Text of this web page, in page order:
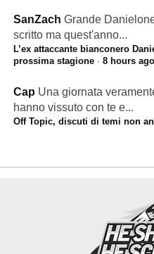
SanZach Grande
scritto ma quest'anno...
L’ex attaccante bianconero
prossima stagione· 8 hours ago
Cap Una giornata
hanno vissuto con te e...
Off Topic, discuti di temi non